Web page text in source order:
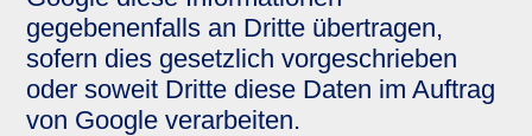
gegebenenfalls an Dritte übertragen,
sofern dies gesetzlich vorgeschrieben
oder soweit Dritte diese Daten im Auftrag
von Google verarbeiten.